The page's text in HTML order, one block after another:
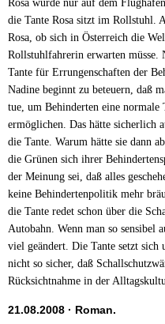
Rosa würde nur auf dem
die Tante Rosa sitzt im Rollstuhl.
Rosa, ob sich in Österreich die
Rollstuhlfahrerin erwarten müsse.
Tante für Errungenschaften der
Nadine beginnt zu beteuern, daß
tue, um Behinderten eine normale
ermöglichen. Das hätte sicherlich
die Tante. Warum hätte sie dann
die Grünen sich ihrer
der Meinung sei, daß alles
keine Behindertenpolitik mehr
die Tante redet schon über die
Autobahn. Wenn man so sensibel
viel geändert. Die Tante setzt sich
nicht so sicher, daß
Rücksichtnahme in der
21.08.2008 · Roman.